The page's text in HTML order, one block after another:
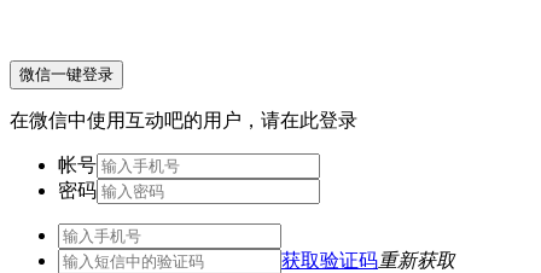
微信一键登录
在微信中使用互动吧的用户，请在此登录
帐号
密码
获取验证码重新获取